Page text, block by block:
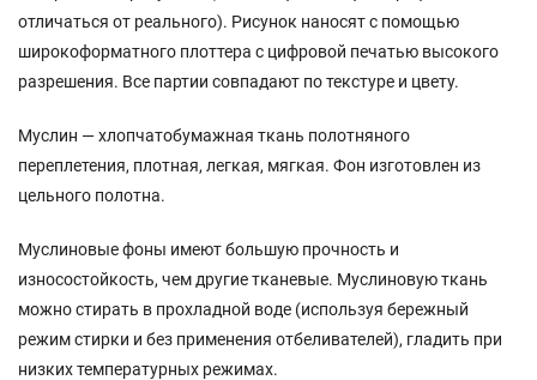
отличаться от реального). Рисунок наносят с помощью
широкоформатного плоттера с цифровой печатью высокого
разрешения. Все партии совпадают по текстуре и цвету.
Муслин — хлопчатобумажная ткань полотняного
переплетения, плотная, легкая, мягкая. Фон изготовлен из
цельного полотна.
Муслиновые фоны имеют большую прочность и
износостойкость, чем другие тканевые. Муслиновую ткань
можно стирать в прохладной воде (используя бережный
режим стирки и без применения отбеливателей), гладить при
низких температурных режимах.